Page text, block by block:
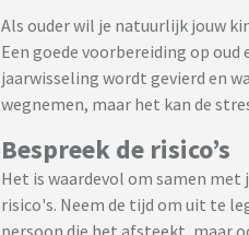
Als ouder wil je natuurlijk jouw
Een goede voorbereiding op
jaarwisseling wordt gevierd en
wegnemen, maar het kan de
Bespreek de risico’s
Het is waardevol om samen met
risico's. Neem de tijd om uit te
persoon die het afsteekt, maar